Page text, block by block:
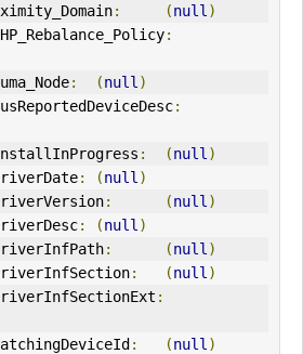
: (null )
:
: (null )
:
: (null )
: (null )
: (null )
: (null )
: (null )
: (null )
:
: (null )